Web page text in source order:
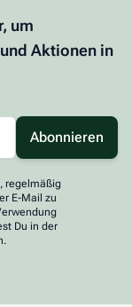
um
Aktionen in
Abonnieren
regelmäßig
E-Mail zu
Du in der